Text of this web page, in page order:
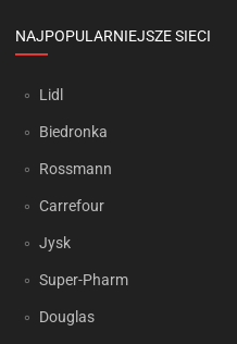
NAJPOPULARNIEJSZE SIECI
Lidl
Biedronka
Rossmann
Carrefour
Jysk
Super-Pharm
Douglas